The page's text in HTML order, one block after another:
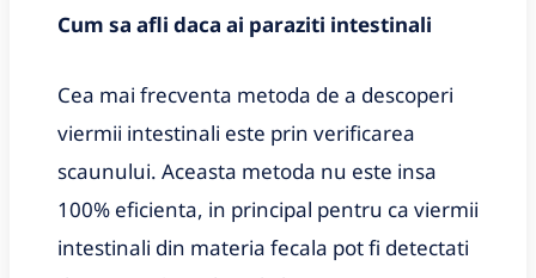
Cum sa afli daca ai paraziti intestinali
Cea mai frecventa metoda de a descoperi
viermii intestinali este prin verificarea
scaunului. Aceasta metoda nu este insa
100% eficienta, in principal pentru ca viermii
intestinali din materia fecala pot fi detectati